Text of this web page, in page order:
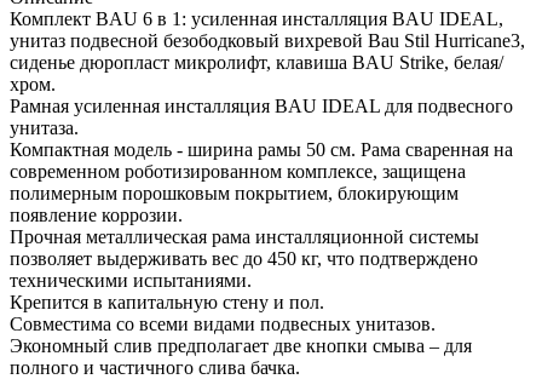
Комплект BAU 6 в 1: усиленная инсталляция BAU IDEAL,
унитаз подвесной безободковый вихревой Bau Stil Hurricane3,
сиденье дюропласт микролифт, клавиша BAU Strike, белая/
хром.
Рамная усиленная инсталляция BAU IDEAL для подвесного
унитаза.
Компактная модель - ширина рамы 50 см. Рама сваренная на
современном роботизированном комплексе, защищена
полимерным порошковым покрытием, блокирующим
появление коррозии.
Прочная металлическая рама инсталляционной системы
позволяет выдерживать вес до 450 кг, что подтверждено
техническими испытаниями.
Крепится в капитальную стену и пол.
Совместима со всеми видами подвесных унитазов.
Экономный слив предполагает две кнопки смыва – для
полного и частичного слива бачка.